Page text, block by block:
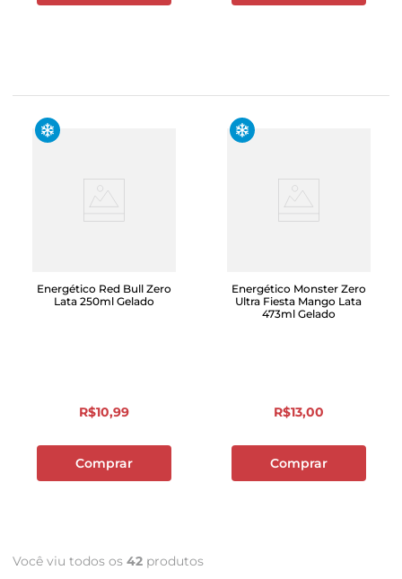
Energético Red Bull Zero
Lata 250ml Gelado
R$10,99
Comprar
Energético Monster Zero
Ultra Fiesta Mango Lata
473ml Gelado
R$13,00
Comprar
Você viu todos os 42 produtos